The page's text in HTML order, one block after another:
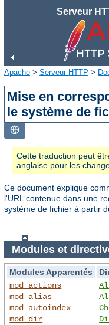
Serveur
Apache > Serveur HTTP >
Mise en
le système de
Cette traduction peut
anglaise pour les
Ce document explique
l'URL contenue dans une
système de fichier à partir
Modules et
Modules Apparentés
mod_actions
mod_alias
mod_autoindex
mod_dir